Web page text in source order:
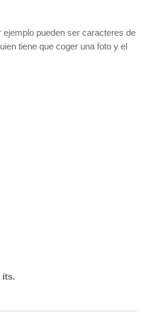
pueden ser caracteres de
tiene que coger una foto y el
its.